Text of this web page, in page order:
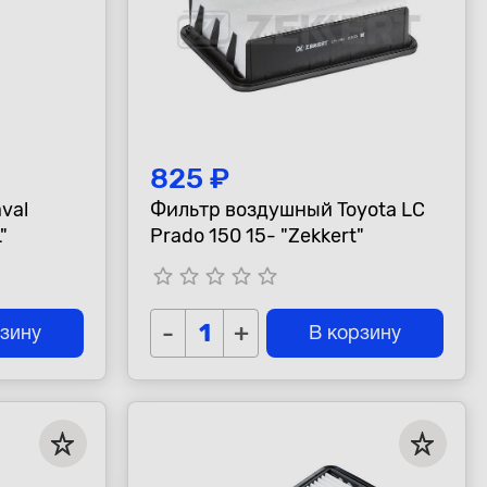
825 ₽
Фильтр воздушный Toyota LC
Prado 150 15- "Zekkert"
star_border star_border star_border star_border star_border
- + В корзину